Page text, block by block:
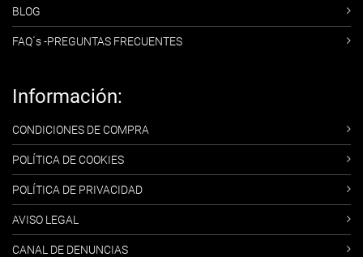
BLOG
FAQ´s -PREGUNTAS FRECUENTES
Información:
CONDICIONES DE COMPRA
POLÍTICA DE COOKIES
POLÍTICA DE PRIVACIDAD
AVISO LEGAL
CANAL DE DENUNCIAS